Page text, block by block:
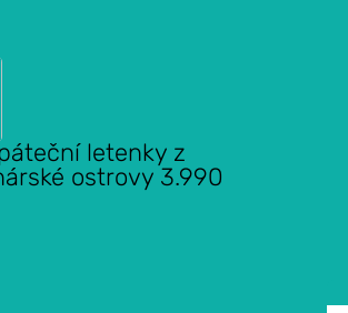
letenky z
ostrovy 3.990